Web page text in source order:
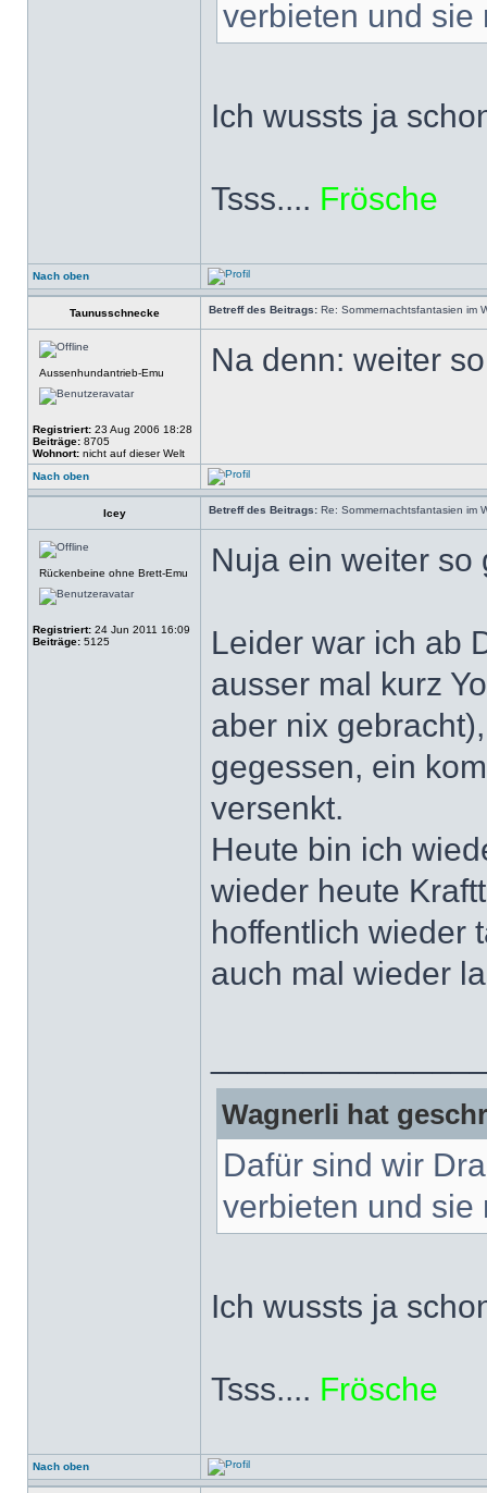
verbieten und sie
Ich wussts ja
Tsss.... Frösche
Nach oben
Taunusschnecke Betreff des Beitrags: Re: Sommernachtsfantasien im
Aussenhundantrieb-Emu
Registriert: 23 Aug 2006 18:28
Beiträge: 8705
Wohnort: nicht auf dieser Welt
Na denn: weiter
Nach oben
Icey Betreff des Beitrags: Re: Sommernachtsfantasien im
Rückenbeine ohne Brett-Emu
Registriert: 24 Jun 2011 16:09
Beiträge: 5125
Nuja ein weiter so
Leider war ich ab
ausser mal kurz
aber nix
gegessen, ein
versenkt.
Heute bin ich
wieder heute
hoffentlich wieder
auch mal wieder
Wagnerli hat
Dafür sind wir
verbieten und sie
Ich wussts ja
Tsss.... Frösche
Nach oben